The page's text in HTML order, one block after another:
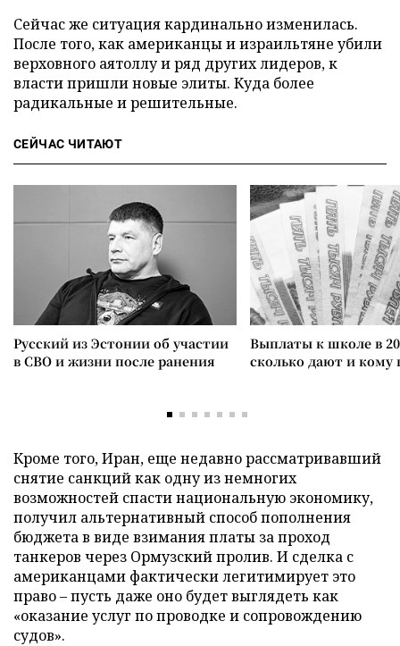
Сейчас же ситуация кардинально изменилась.
После того, как американцы и израильтяне убили
верховного аятоллу и ряд других лидеров, к
власти пришли новые элиты. Куда более
радикальные и решительные.
СЕЙЧАС ЧИТАЮТ
Русский из Эстонии об участии
в СВО и жизни после ранения
Выплаты к школе в
сколько дают и
Кроме того, Иран, еще недавно рассматривавший
снятие санкций как одну из немногих
возможностей спасти национальную экономику,
получил альтернативный способ пополнения
бюджета в виде взимания платы за проход
танкеров через Ормузский пролив. И сделка с
американцами фактически легитимирует это
право – пусть даже оно будет выглядеть как
«оказание услуг по проводке и сопровождению
судов».